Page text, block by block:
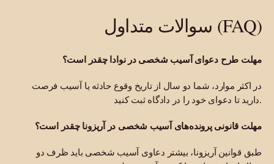
سوالات متداول (FAQ)
مهلت طرح دعوای آسیب شخصی در نوادا چقدر است؟
در اکثر موارد، شما دو سال از تاریخ وقوع حادثه یا آسیب فرصت
دارید تا دعوای خود را در دادگاه ثبت کنید.
مهلت قانونی پرونده‌های آسیب شخصی در آریزونا چقدر است؟
طبق قوانین آریزونا، بیشتر دعاوی آسیب شخصی باید ظرف دو